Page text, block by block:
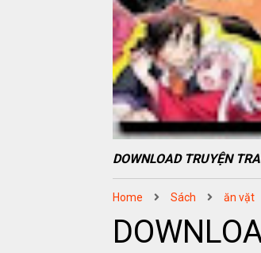
DOWNLOAD TRUYỆN
Home Sách ăn vặt